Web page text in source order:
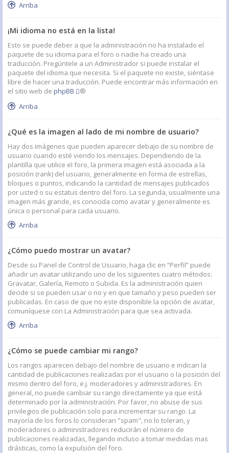
Arriba
¡Mi idioma no está en la lista!
Esto se puede deber a que la administración no ha instalado el
paquete de su idioma para el foro o nadie ha creado una
traducción. Pregúntele a un Administrador si puede instalar el
paquete del idioma que necesita. Si el paquete no existe, siéntase
libre de hacer una traducción. Puede encontrar más información en
el sitio web de phpBB
®
Arriba
¿Qué es la imagen al lado de mi nombre de usuario?
Hay dos imágenes que pueden aparecer debajo de su nombre de
usuario cuando esté viendo los mensajes. Dependiendo de la
plantilla que utilice el foro, la primera imagen está asociada a la
posición (rank) del usuario, generalmente en forma de estrellas,
bloques o puntos, indicando la cantidad de mensajes publicados
por usted o su estatus dentro del foro. La segunda, usualmente una
imagen más grande, es conocida como avatar y generalmente es
única o personal para cada usuario.
Arriba
¿Cómo puedo mostrar un avatar?
Desde su Panel de Control de Usuario, haga clic en “Perfil” puede
añadir un avatar utilizando uno de los siguientes cuatro métodos:
Gravatar, Galería, Remoto o Subida. Es la administración quien
decide si se pueden usar o no y en que tamaño y peso pueden ser
publicadas. En caso de que no este disponible la opción de avatar,
comuníquese con La Administración para que sea activada.
Arriba
¿Cómo se puede cambiar mi rango?
Los rangos aparecen debajo del nombre de usuario e indican la
cantidad de publicaciones realizadas por el usuario o la posición del
mismo dentro del foro, e.j. moderadores y administradores. En
general, no puede cambiar su rango directamente ya que está
determinado por la administración. Por favor, no abuse de sus
privilegios de publicación solo para incrementar su rango. La
mayoría de los foros lo consideran "spam", no lo toleran, y
moderadores o administradores reducirán el número de
publicaciones realizadas, llegando incluso a tomar medidas mas
drásticas, como la expulsión del foro.